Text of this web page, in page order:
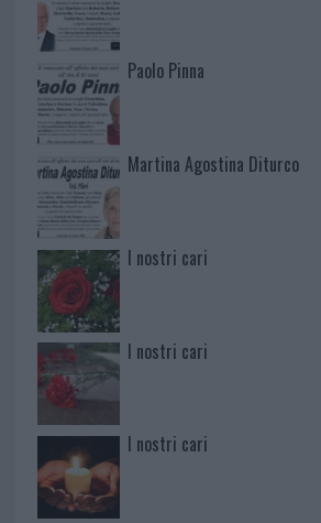
Paolo Pinna
Martina Agostina Diturco
I nostri cari
I nostri cari
I nostri cari